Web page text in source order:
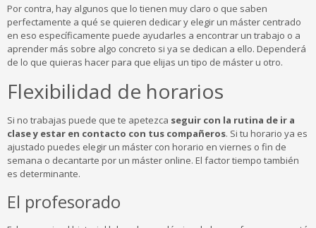
Por contra, hay algunos que lo tienen muy claro o que saben
perfectamente a qué se quieren dedicar y elegir un máster centrado
en eso específicamente puede ayudarles a encontrar un trabajo o a
aprender más sobre algo concreto si ya se dedican a ello. Dependerá
de lo que quieras hacer para que elijas un tipo de máster u otro.
Flexibilidad de horarios
Si no trabajas puede que te apetezca seguir con la rutina de ir a
clase y estar en contacto con tus compañeros. Si tu horario ya es
ajustado puedes elegir un máster con horario en viernes o fin de
semana o decantarte por un máster online. El factor tiempo también
es determinante.
El profesorado